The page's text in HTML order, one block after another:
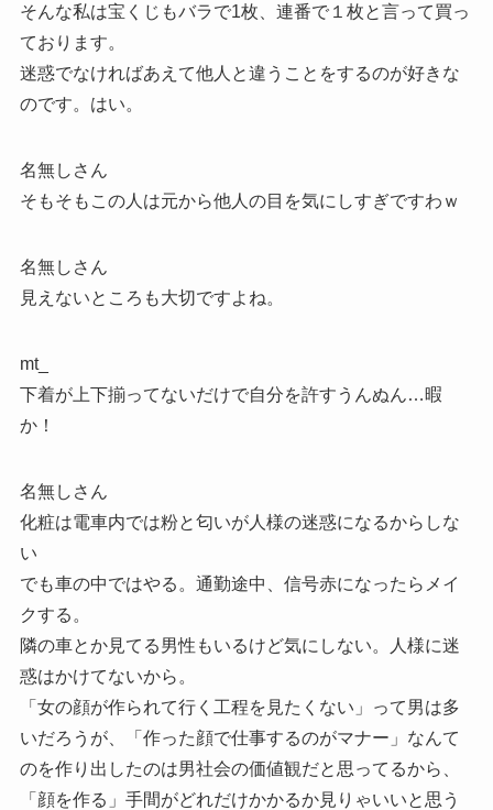
そんな私は宝くじもバラで1枚、連番で１枚と言って買っ
ております。
迷惑でなければあえて他人と違うことをするのが好きな
のです。はい。
名無しさん
そもそもこの人は元から他人の目を気にしすぎですわｗ
名無しさん
見えないところも大切ですよね。
mt_
下着が上下揃ってないだけで自分を許すうんぬん…暇
か！
名無しさん
化粧は電車内では粉と匂いが人様の迷惑になるからしな
い
でも車の中ではやる。通勤途中、信号赤になったらメイ
クする。
隣の車とか見てる男性もいるけど気にしない。人様に迷
惑はかけてないから。
「女の顔が作られて行く工程を見たくない」って男は多
いだろうが、「作った顔で仕事するのがマナー」なんて
のを作り出したのは男社会の価値観だと思ってるから、
「顔を作る」手間がどれだけかかるか見りゃいいと思う